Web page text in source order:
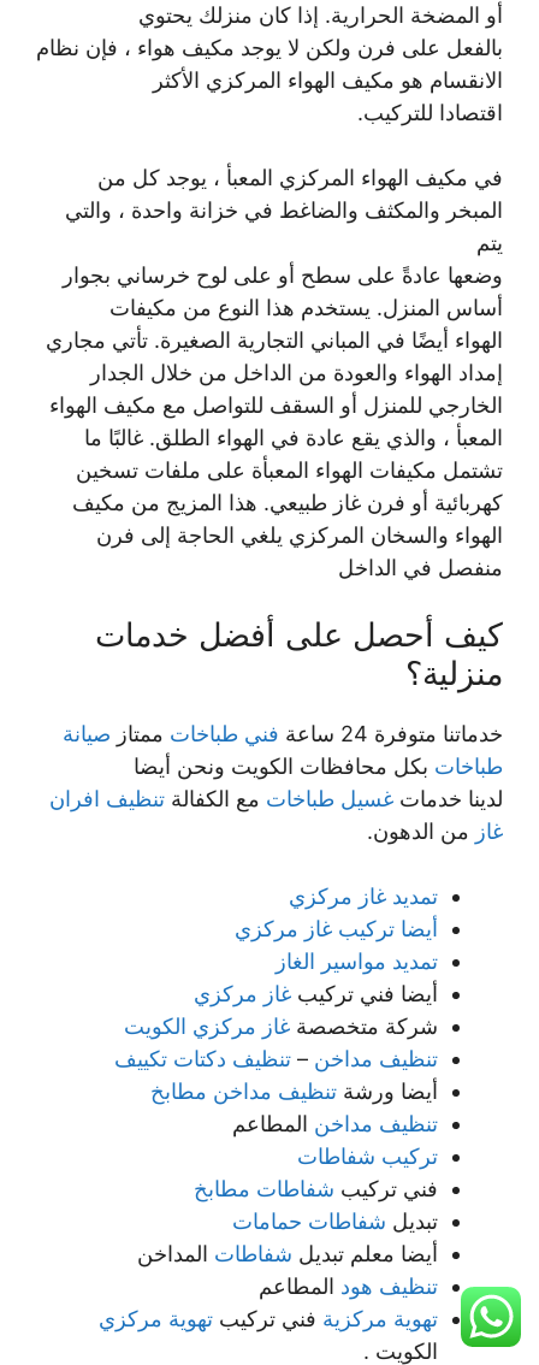
أو المضخة الحرارية. إذا كان منزلك يحتوي
بالفعل على فرن ولكن لا يوجد مكيف هواء ، فإن نظام
الانقسام هو مكيف الهواء المركزي الأكثر
اقتصادا للتركيب.
في مكيف الهواء المركزي المعبأ ، يوجد كل من
المبخر والمكثف والضاغط في خزانة واحدة ، والتي
يتم
وضعها عادةً على سطح أو على لوح خرساني بجوار
أساس المنزل. يستخدم هذا النوع من مكيفات
الهواء أيضًا في المباني التجارية الصغيرة. تأتي مجاري
إمداد الهواء والعودة من الداخل من خلال الجدار
الخارجي للمنزل أو السقف للتواصل مع مكيف الهواء
المعبأ ، والذي يقع عادة في الهواء الطلق. غالبًا ما
تشتمل مكيفات الهواء المعبأة على ملفات تسخين
كهربائية أو فرن غاز طبيعي. هذا المزيج من مكيف
الهواء والسخان المركزي يلغي الحاجة إلى فرن
منفصل في الداخل
كيف أحصل على أفضل خدمات
منزلية؟
خدماتنا متوفرة 24 ساعة فني طباخات ممتاز صيانة
طباخات بكل محافظات الكويت ونحن أيضا
لدينا خدمات غسيل طباخات مع الكفالة تنظيف افران
غاز من الدهون.
تمديد غاز مركزي
أيضا تركيب غاز مركزي
تمديد مواسير الغاز
أيضا فني تركيب غاز مركزي
شركة متخصصة غاز مركزي الكويت
تنظيف مداخن – تنظيف دكتات تكييف
أيضا ورشة تنظيف مداخن مطابخ
تنظيف مداخن المطاعم
تركيب شفاطات
فني تركيب شفاطات مطابخ
تبديل شفاطات حمامات
أيضا معلم تبديل شفاطات المداخن
تنظيف هود المطاعم
تهوية مركزية فني تركيب تهوية مركزي
الكويت .